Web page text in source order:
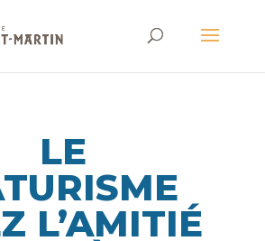
LE
L’AMITIÉ